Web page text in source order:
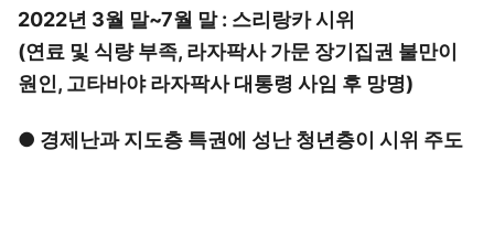
2022년 3월 말~7월 말 : 스리랑카 시위
(연료 및 식량 부족, 라자팍사 가문 장기집권 불만이
원인, 고타바야 라자팍사 대통령 사임 후 망명)
● 경제난과 지도층 특권에 성난 청년층이 시위 주도